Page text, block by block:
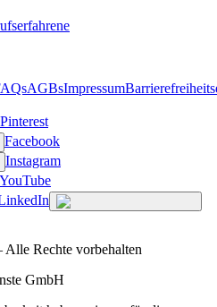
AGBsImpressum
Pinterest
Facebook
Instagram
YouTube
Rechte vorbehalten
GmbH